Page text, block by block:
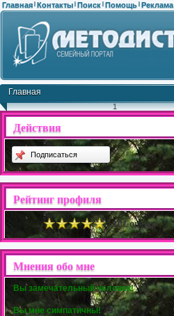
Главная | Контакты | Поиск | Помощь | Реклама
Главная
1
Действия
Подписаться
Рейтинг профиля
101 оценок
Мнения обо мне
"Вы замечательный человек!"(2)
"Вы мне симпатичны! "(1)